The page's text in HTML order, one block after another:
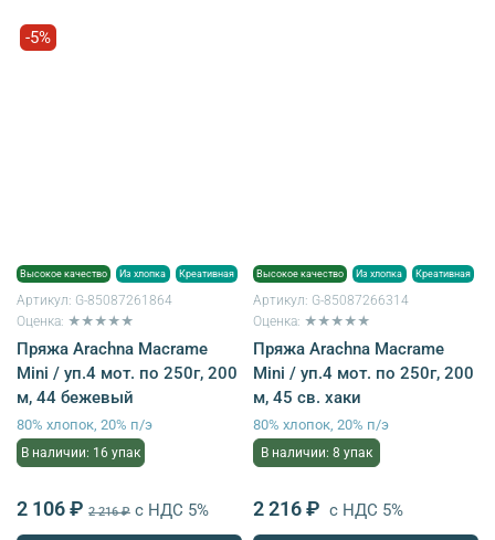
-5%
Высокое качество Из хлопка Креативная
Артикул: G-85087261864
Оценка: ★★★★★
Пряжа Arachna Macrame
Mini / уп.4 мот. по 250г, 200
м, 44 бежевый
80% хлопок, 20% п/э
В наличии: 16 упак
2 106 ₽ 2 216 ₽ с НДС 5%
Высокое качество Из хлопка Креативная
Артикул: G-85087266314
Оценка: ★★★★★
Пряжа Arachna Macrame
Mini / уп.4 мот. по 250г, 200
м, 45 св. хаки
80% хлопок, 20% п/э
В наличии: 8 упак
2 216 ₽ с НДС 5%